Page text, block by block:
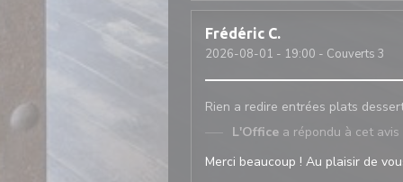
Frédéric C
2026-08-01 - 19:00 - Couverts 3
Rien a redire entrées plats
L'Office a répondu à cet avis
Merci beaucoup ! Au plaisir de